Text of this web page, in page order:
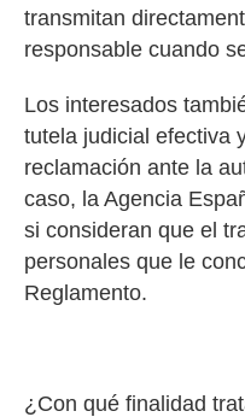
transmitan
responsable cuando
Los interesados
tutela judicial efectiva
reclamación ante la
caso, la Agencia
si consideran que el
personales que le
Reglamento.
¿Con qué finalidad